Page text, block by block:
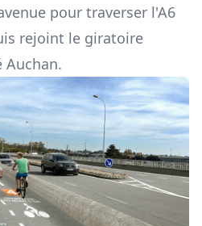
pour traverser l'A6
rejoint le giratoire
Auchan.